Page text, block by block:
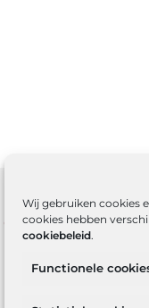
Wij gebruiken cookies
cookies hebben
cookiebeleid.
Functionele
Onze informatie
Website index